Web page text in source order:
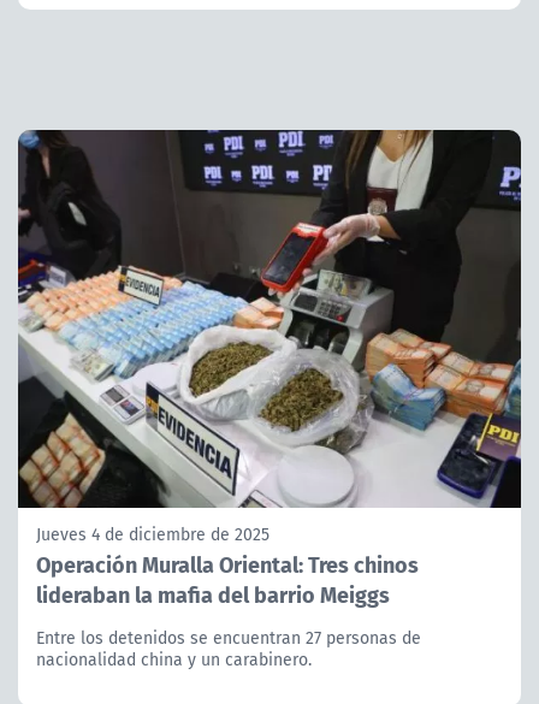
Jueves 4 de diciembre de 2025
Operación Muralla Oriental: Tres chinos
lideraban la mafia del barrio Meiggs
Entre los detenidos se encuentran 27 personas de
nacionalidad china y un carabinero.